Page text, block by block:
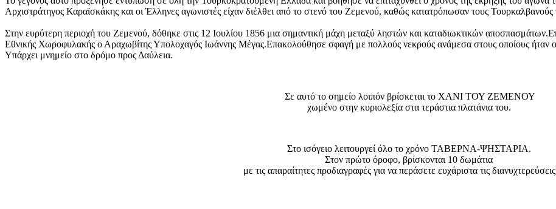
Αρχιστράτηγος Καραϊσκάκης και οι Έλληνες αγωνιστές είχαν διέλθει από το στενό του Ζεμενού, καθώς κατατρόπωσαν τους
Στην ευρύτερη περιοχή του Ζεμενού, δόθηκε στις 12 Ιουλίου 1856 μια σημαντική μάχη μεταξύ ληστών και καταδιωκτικών
Εθνικής Χωροφυλακής ο Αραχωβίτης Υπολοχαγός Ιωάννης Μέγας.Επακολούθησε σφαγή με πολλούς νεκρούς ανάμεσα στους οποίους ήταν
Υπάρχει μνημείο στο δρόμο προς Δαύλεια.
Σε αυτό το σημείο λοιπόν βρίσκεται το ΧΑΝΙ ΤΟΥ ΖΕΜΕΝΟΥ
χωμένο στην κυριολεξία στα τεράστια πλατάνια του.
Στο ισόγειο λειτουργεί όλο το χρόνο ΤΑΒΕΡΝΑ-ΨΗΣΤΑΡΙΑ.
Στον πρώτο όροφο, βρίσκονται 10 δωμάτια
με τις απαραίτητες προδιαγραφές για να περάσετε ευχάριστα τις